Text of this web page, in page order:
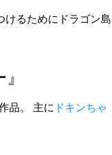
けるために ドラゴン島
品。 主に ドキンちゃ